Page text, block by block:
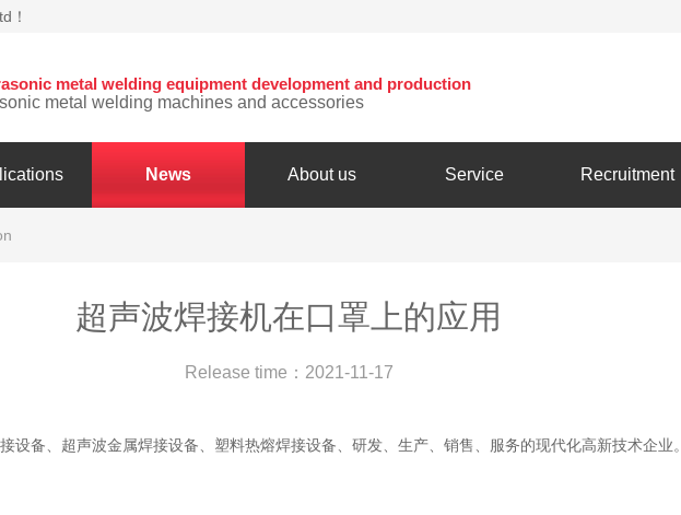
！
metal welding equipment development and production
metal welding machines and accessories
News About us Service Recruitment
超声波焊接机在口罩上的应用
Release time：2021-11-17
设备、超声波金属焊接设备、塑料热熔焊接设备、研发、生产、销售、服务的现代化高新技术企业。